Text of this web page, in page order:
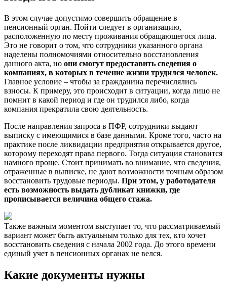
В этом случае допустимо совершить обращение в
пенсионный орган. Пойти следует в организацию,
расположенную по месту проживания обращающегося лица.
Это не говорит о том, что сотрудники указанного органа
наделены полномочиями относительно восстановления
данного акта, но они смогут предоставить сведения о
компаниях, в которых в течение жизни трудился человек.
Главное условие – чтобы за гражданина перечислялись
взносы. К примеру, это происходит в ситуации, когда лицо не
помнит в какой период и где он трудился либо, когда
компания прекратила свою деятельность.
После направления запроса в ПФР, сотрудники выдают
выписку с имеющимися в базе данными. Кроме того, часто на
практике после ликвидации предприятия открывается другое,
которому переходят права первого. Тогда ситуация становится
намного проще. Стоит принимать во внимание, что сведения,
отраженные в выписке, не дают возможности точным образом
восстановить трудовые периоды. При этом, у работодателя
есть возможность выдать дубликат книжки, где
прописывается величина общего стажа.
Также важным моментом выступает то, что рассматриваемый
вариант может быть актуальным только для тех, кто хочет
восстановить сведения с начала 2002 года. До этого времени
единый учет в пенсионных органах не велся.
Какие документы нужны